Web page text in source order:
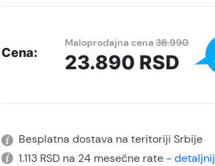
Cena:
Maloprodajna cena36.990
23.890 RSD
Besplatna dostava na teritoriji Srbije
1.113 RSD na 24 mesečne rate-